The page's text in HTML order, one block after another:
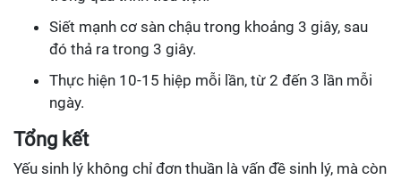
Siết mạnh cơ sàn chậu trong khoảng 3 giây, sau
đó thả ra trong 3 giây.
Thực hiện 10-15 hiệp mỗi lần, từ 2 đến 3 lần mỗi
ngày.
Tổng kết
Yếu sinh lý không chỉ đơn thuần là vấn đề sinh lý, mà còn